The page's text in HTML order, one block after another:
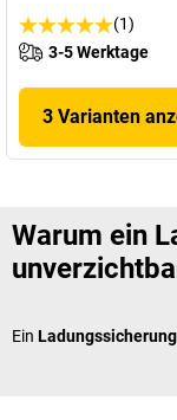
(1)
3-5 Werktage
3 Varianten
Warum ein
Ein
Transports sicher an